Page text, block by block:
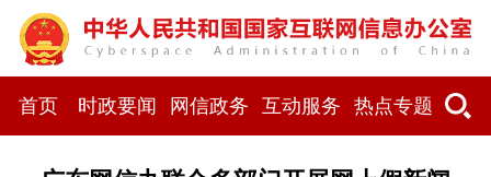
首页 时政要闻 网信政务 互动服务 热点专题